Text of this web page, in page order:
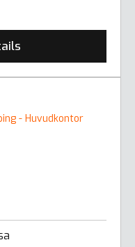
- Huvudkontor